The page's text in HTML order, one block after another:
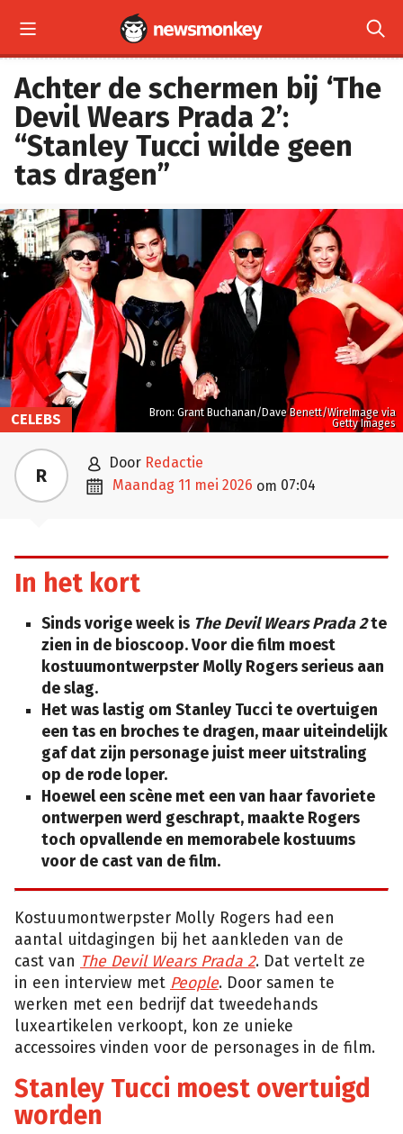
 
Achter de schermen bij ‘The
Devil Wears Prada 2’:
“Stanley Tucci wilde geen
tas dragen”
Bron: Grant Buchanan/Dave Benett/WireImage via
Getty Images
CELEBS
R  door Redactie
 maandag 11 mei 2026 om 07:04
In het kort
Sinds vorige week is The Devil Wears Prada 2te
zien in de bioscoop. Voor die film moest
kostuumontwerpster Molly Rogers serieus aan
de slag.
Het was lastig om Stanley Tucci te overtuigen
een tas en broches te dragen, maar uiteindelijk
gaf dat zijn personage juist meer uitstraling
op de rode loper.
Hoewel een scène met een van haar favoriete
ontwerpen werd geschrapt, maakte Rogers
toch opvallende en memorabele kostuums
voor de cast van de film.
Kostuumontwerpster Molly Rogers had een
aantal uitdagingen bij het aankleden van de
cast van The Devil Wears Prada 2. Dat vertelt ze
in een interview met People. Door samen te
werken met een bedrijf dat tweedehands
luxeartikelen verkoopt, kon ze unieke
accessoires vinden voor de personages in de film.
Stanley Tucci moest overtuigd
worden